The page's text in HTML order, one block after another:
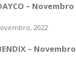
– Novembro
2022
– Novembro